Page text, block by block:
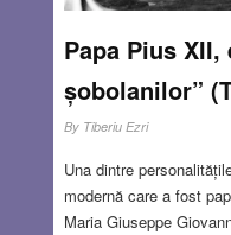
Papa Pius
șobolanilor”
By Tiberiu Ezri
Una dintre
modernă care a fost
Maria Giuseppe